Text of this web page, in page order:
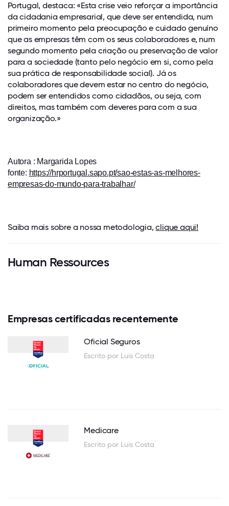
Portugal, destaca: «Esta crise veio reforçar a importância
da cidadania empresarial, que deve ser entendida, num
primeiro momento pela preocupação e cuidado genuíno
que as empresas têm com os seus colaboradores e, num
segundo momento pela criação ou preservação de valor
para a sociedade (tanto pelo negócio em si, como pela
sua prática de responsabilidade social). Já os
colaboradores que devem estar no centro do negócio,
podem ser entendidos como cidadãos, ou seja, com
direitos, mas também com deveres para com a sua
organização.»
Autora : Margarida Lopes
fonte: https://hrportugal.sapo.pt/sao-estas-as-melhores-
empresas-do-mundo-para-trabalhar/
Saiba mais sobre a nossa metodologia,clique aqui!
Human Ressources
Empresas certificadas recentemente
Oficial Seguros
Escrito por Luis Costa
Medicare
Escrito por Luis Costa